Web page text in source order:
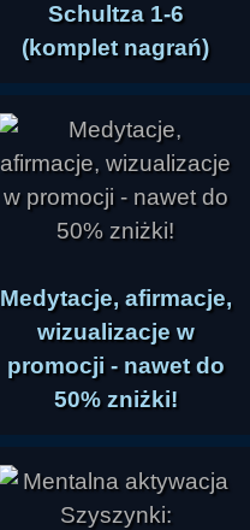
Schultza 1-6
(komplet nagrań)
Medytacje, afirmacje,
wizualizacje w
promocji - nawet do
50% zniżki!